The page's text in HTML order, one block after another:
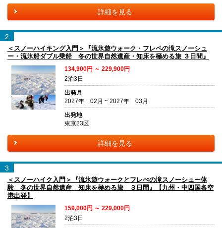
詳細を見る
2
＜スノーハイキング入門＞『流氷遊ウォーク・フレペの滝スノーシュ
ー・流氷船ダブル乗船 冬の世界自然遺産・知床を極める旅 ３日間』
134,900円 ～ 229,900円
2泊3日
出発月
2027年 02月 ~ 2027年 03月
出発地
東京23区
詳細を見る
3
＜スノーハイク入門＞『流氷遊ウォークとフレぺの滝スノーシュー体
験 冬の世界自然遺産 知床を極める旅 ３日間』【九州・中四国各空
港出発】
159,000円 ～ 229,000円
2泊3日